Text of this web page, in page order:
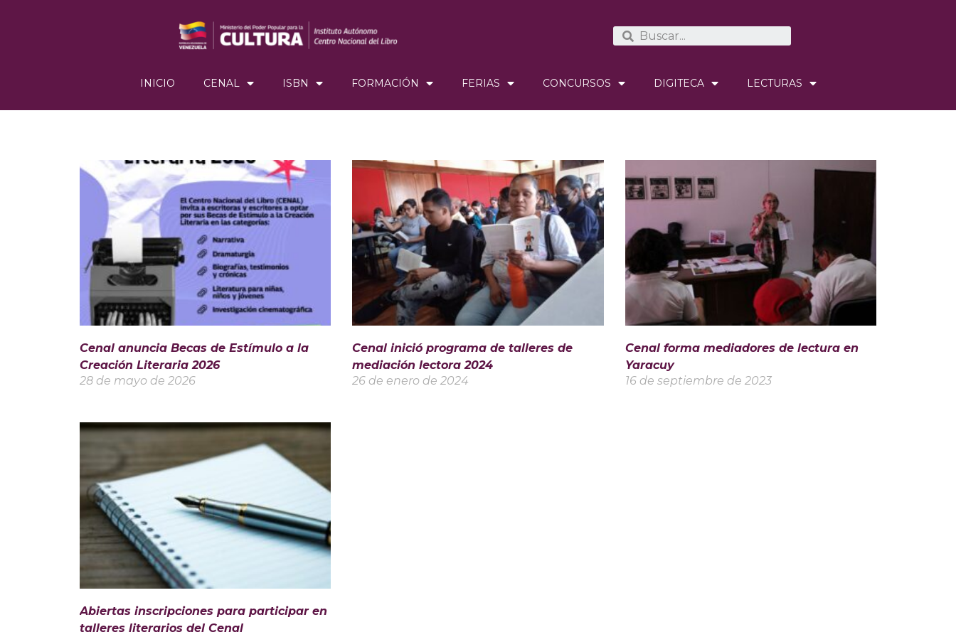
INICIO CENAL ISBN FORMACIÓN FERIAS CONCURSOS DIGITECA LECTURAS
Cenal anuncia Becas de Estímulo a la
Creación Literaria 2026
28 de mayo de 2026
Cenal inició programa de talleres de
mediación lectora 2024
26 de enero de 2024
Cenal forma mediadores de lectura en
Yaracuy
16 de septiembre de 2023
Abiertas inscripciones para participar en
talleres literarios del Cenal